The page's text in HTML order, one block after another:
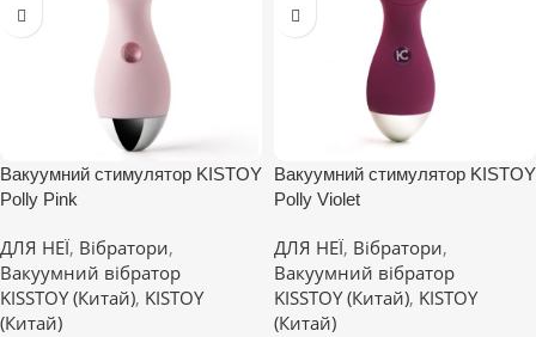
Вакуумний стимулятор KISTOY
Polly Pink
ДЛЯ НЕЇ, Вібратори,
Вакуумний вібратор
KISSTOY (Китай), KISTOY
(Китай)
Вакуумний стимулятор KISTOY
Polly Violet
ДЛЯ НЕЇ, Вібратори,
Вакуумний вібратор
KISSTOY (Китай), KISTOY
(Китай)